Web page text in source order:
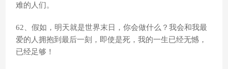
难的人们。
62、假如，明天就是世界末日，你会做什么？我会和我最
爱的人拥抱到最后一刻，即使是死，我的一生已经无憾，
已经足够！